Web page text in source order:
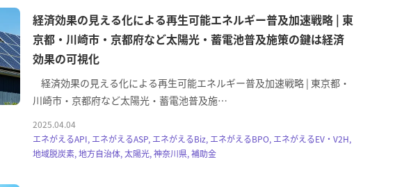
経済効果の見える化による再生可能エネルギー普及加速戦略 | 東
京都・川崎市・京都府など太陽光・蓄電池普及施策の鍵は経済
効果の可視化
経済効果の見える化による再生可能エネルギー普及加速戦略 | 東京都・
川崎市・京都府など太陽光・蓄電池普及施…
2025.04.04
エネがえるAPI, エネがえるASP, エネがえるBiz, エネがえるBPO, エネがえるEV・V2H,
地域脱炭素, 地方自治体, 太陽光, 神奈川県, 補助金